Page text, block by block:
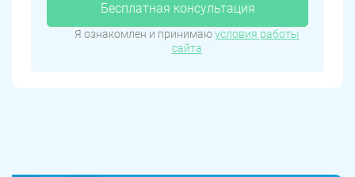
Бесплатная консультация
Я ознакомлен и принимаюусловия работы
сайта